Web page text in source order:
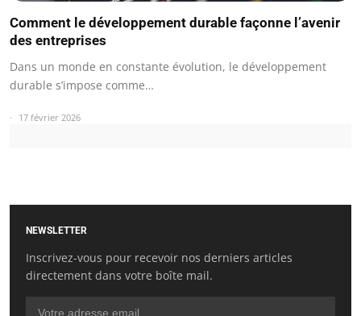
Comment le développement durable façonne l’avenir
des entreprises
Dans un monde en constante évolution, le développement
durable s’impose comme…
17 février 2026
NEWSLETTER
Inscrivez-vous pour recevoir nos derniers articles
directement dans votre boîte mail.